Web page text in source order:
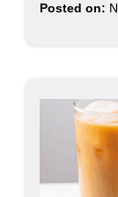
Posted on: